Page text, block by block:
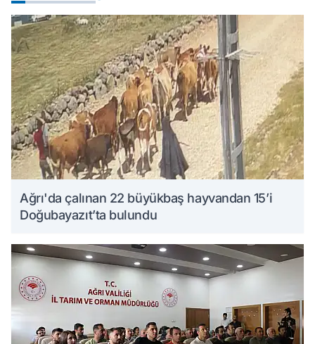
Ağrı'da çalınan 22 büyükbaş hayvandan 15’i
Doğubayazıt’ta bulundu